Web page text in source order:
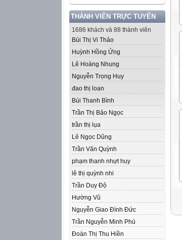
THÀNH VIÊN TRỰC TUYẾN
1686 khách và 88 thành viên
Bùi Thị Vi Thảo
Huỳnh Hồng Ửng
Lê Hoàng Nhung
Nguyễn Trọng Huy
đao thị loan
Bùi Thanh Bình
Trần Thị Bảo Ngọc
trần thị lụa
Lê Ngọc Dũng
Trần Văn Quỳnh
phạm thanh nhựt huy
lê thị quỳnh nhi
Trần Duy Độ
Hường Vũ
Nguyễn Giao Đình Đức
Trần Nguyễn Minh Phú
Đoàn Thị Thu Hiền